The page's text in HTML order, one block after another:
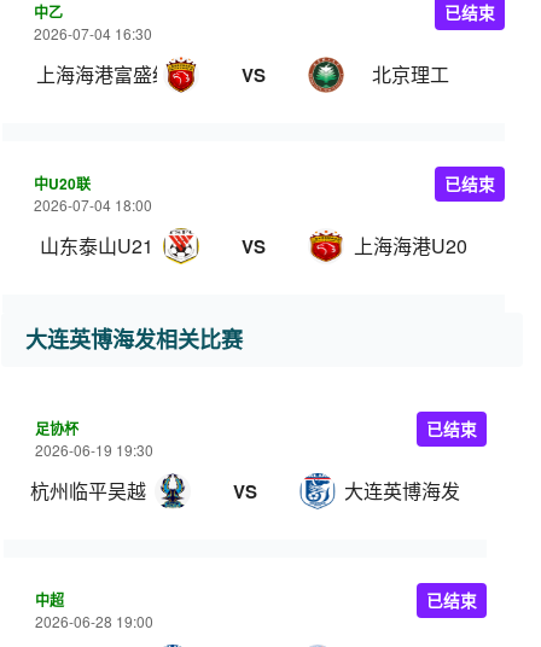
中乙
2026-07-04 16:30
上海海港富盛经开 VS 北京理工
已结束
中U20联
2026-07-04 18:00
山东泰山U21 VS 上海海港U20
已结束
大连英博海发相关比赛
足协杯
2026-06-19 19:30
杭州临平吴越 VS 大连英博海发
已结束
中超
2026-06-28 19:00
已结束